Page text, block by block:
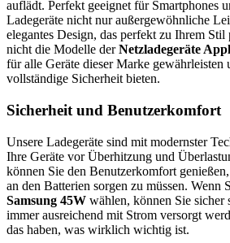
auflädt. Perfekt geeignet für Smartphones
Ladegeräte nicht nur außergewöhnliche
elegantes Design, das perfekt zu Ihrem Stil
nicht die Modelle derNetzladegeräte
für alle Geräte dieser Marke gewährleisten
vollständige Sicherheit bieten.
Sicherheit und Benutzerkomfort
Unsere Ladegeräte sind mit modernster
Ihre Geräte vor Überhitzung und
können Sie den Benutzerkomfort
an den Batterien sorgen zu müssen. Wenn
Samsung 45W wählen, können Sie sicher
immer ausreichend mit Strom versorgt
das haben, was wirklich wichtig ist.